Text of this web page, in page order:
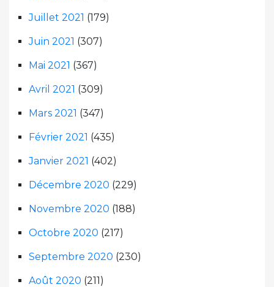
Juillet 2021 (179)
Juin 2021 (307)
Mai 2021 (367)
Avril 2021 (309)
Mars 2021 (347)
Février 2021 (435)
Janvier 2021 (402)
Décembre 2020 (229)
Novembre 2020 (188)
Octobre 2020 (217)
Septembre 2020 (230)
Août 2020 (211)